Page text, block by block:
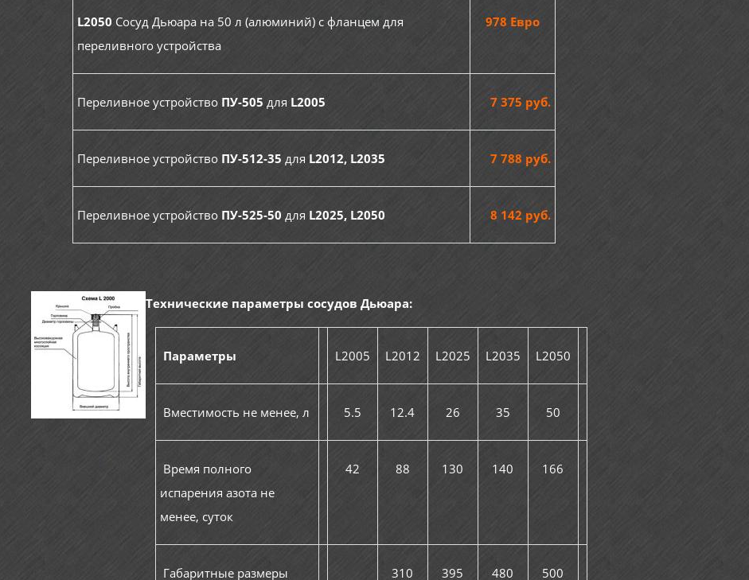
L2050 Сосуд Дьюара на 50 л (алюминий) с фланцем для
переливного устройства
978 Евро
Переливное устройство ПУ-505 для L2005 7 375 руб.
Переливное устройство ПУ-512-35 дляL2012, L2035 7 788 руб.
Переливное устройство ПУ-525-50 для L2025, L2050 8 142 руб.
Технические параметры сосудов Дьюара:
Параметры L2005 L2012 L2025 L2035 L2050
Вместимость не менее, л 5.5 12.4 26 35 50
Время полного
испарения азота не
менее, суток
42 88 130 140 166
Габаритные размеры
310 395 480 500